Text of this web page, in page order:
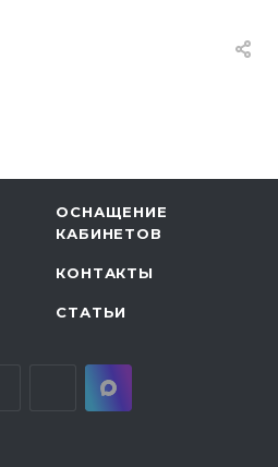
ОСНАЩЕНИЕ
КАБИНЕТОВ
КОНТАКТЫ
СТАТЬИ